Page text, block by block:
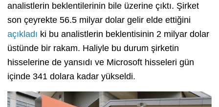
analistlerin beklentilerinin bile üzerine çıktı. Şirket
son çeyrekte 56.5 milyar dolar gelir elde ettiğini
açıkladı ki bu analistlerin beklentisinin 2 milyar dolar
üstünde bir rakam. Haliyle bu durum şirketin
hisselerine de yansıdı ve Microsoft hisseleri gün
içinde 341 dolara kadar yükseldi.